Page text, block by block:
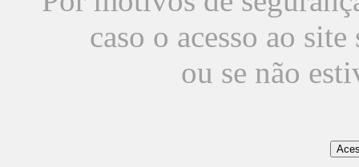
caso o acesso ao
ou se não